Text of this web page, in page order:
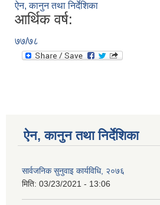
ऐन, कानुन तथा निर्देशिका
आर्थिक वर्ष:
७७/७८
ऐन, कानुन तथा निर्देशिका
सार्वजनिक सुनुवाइ कार्यविधि, २०७६
मिति: 03/23/2021 - 13:06